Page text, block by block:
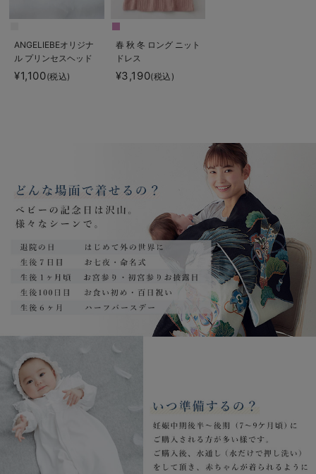
ANGELIEBEオリジナ
ル プリンセスヘッド
ドレス
¥1,100(税込)
春 秋 冬 ロング ニット
ドレス
¥3,190(税込)